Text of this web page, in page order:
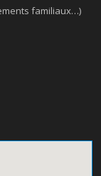
familiaux…)